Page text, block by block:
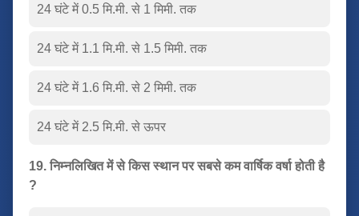
24 घंटे में 0.5 मि.मी. से 1 मिमी. तक
24 घंटे में 1.1 मि.मी. से 1.5 मिमी. तक
24 घंटे में 1.6 मि.मी. से 2 मिमी. तक
24 घंटे में 2.5 मि.मी. से ऊपर
19. निम्नलिखित में से किस स्थान पर सबसे कम वार्षिक वर्षा होती है
?